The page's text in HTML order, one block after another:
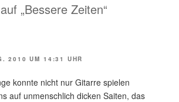
„Bessere Zeiten“
2010 UM 14:31 UHR
konnte nicht nur Gitarre spielen
auf unmenschlich dicken Saiten, das